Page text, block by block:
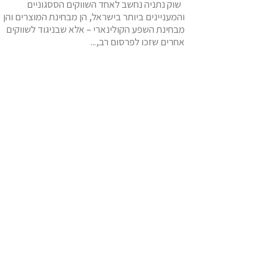
שוק נתניה נחשב לאחד השווקים הססגוניים
והמעניינים ביותר בישראל, הן מבחינת המוצרים והן
מבחינת השפע הקולינארי – אלא שבניגוד לשווקים
אחרים שזכו לפרסום רב,...